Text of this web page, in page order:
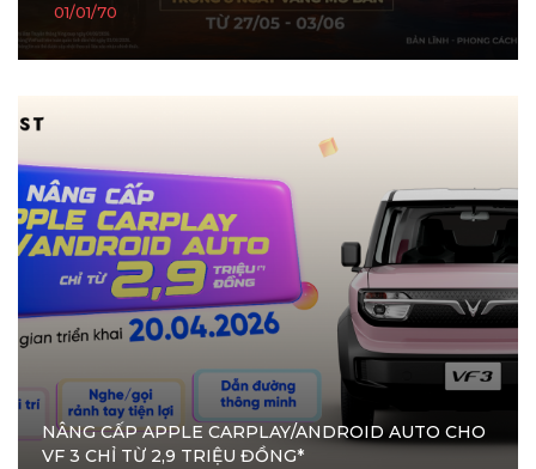
01/01/70
NÂNG CẤP APPLE CARPLAY/ANDROID AUTO CHO
VF 3 CHỈ TỪ 2,9 TRIỆU ĐỒNG*